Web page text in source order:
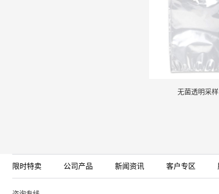
无菌透明采样
限时特卖 公司产品 新闻资讯 客户专区